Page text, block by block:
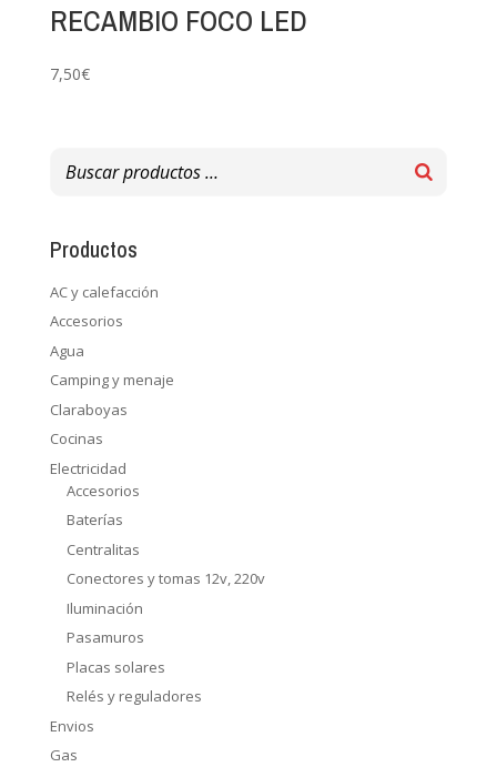
RECAMBIO FOCO LED
7,50€
Productos
AC y calefacción
Accesorios
Agua
Camping y menaje
Claraboyas
Cocinas
Electricidad
Accesorios
Baterías
Centralitas
Conectores y tomas 12v, 220v
Iluminación
Pasamuros
Placas solares
Relés y reguladores
Envios
Gas